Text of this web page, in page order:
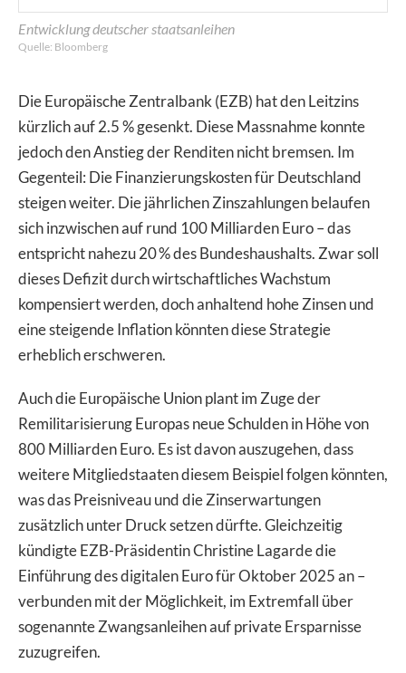
Entwicklung deutscher staatsanleihen
Quelle: Bloomberg
Die Europäische Zentralbank (EZB) hat den Leitzins
kürzlich auf 2.5 % gesenkt. Diese Massnahme konnte
jedoch den Anstieg der Renditen nicht bremsen. Im
Gegenteil: Die Finanzierungskosten für Deutschland
steigen weiter. Die jährlichen Zinszahlungen belaufen
sich inzwischen auf rund 100 Milliarden Euro – das
entspricht nahezu 20 % des Bundeshaushalts. Zwar soll
dieses Defizit durch wirtschaftliches Wachstum
kompensiert werden, doch anhaltend hohe Zinsen und
eine steigende Inflation könnten diese Strategie
erheblich erschweren.
Auch die Europäische Union plant im Zuge der
Remilitarisierung Europas neue Schulden in Höhe von
800 Milliarden Euro. Es ist davon auszugehen, dass
weitere Mitgliedstaaten diesem Beispiel folgen könnten,
was das Preisniveau und die Zinserwartungen
zusätzlich unter Druck setzen dürfte. Gleichzeitig
kündigte EZB-Präsidentin Christine Lagarde die
Einführung des digitalen Euro für Oktober 2025 an –
verbunden mit der Möglichkeit, im Extremfall über
sogenannte Zwangsanleihen auf private Ersparnisse
zuzugreifen.